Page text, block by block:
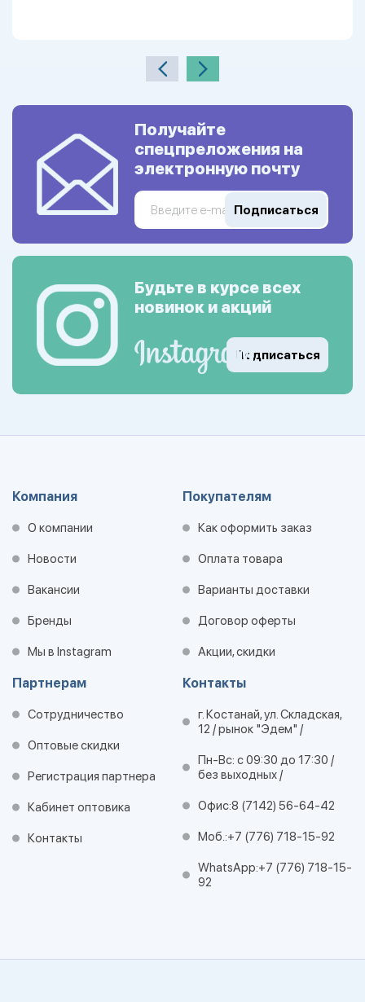
Получайте
спецпреложения на
электронную почту
Подписаться
Будьте в курсе всех
новинок и акций
Подписаться
Компания
О компании
Новости
Вакансии
Бренды
Мы в Instagram
Покупателям
Как оформить заказ
Оплата товара
Варианты доставки
Договор оферты
Акции, скидки
Партнерам
Сотрудничество
Оптовые скидки
Регистрация партнера
Кабинет оптовика
Контакты
Контакты
г. Костанай, ул. Складская,
12 / рынок "Эдем" /
Пн-Вс: с 09:30 до 17:30 /
без выходных /
Офис:8 (7142) 56-64-42
Моб.:+7 (776) 718-15-92
WhatsApp:+7 (776) 718-15-
92